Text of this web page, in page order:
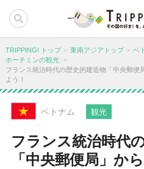
TRIPPING! トップ 東南アジアトップ ベ
ホーチミンの観光
フランス統治時代の歴史的建造物「中央郵便
よう！
ベトナム 観光
フランス統治時代
「中央郵便局」か